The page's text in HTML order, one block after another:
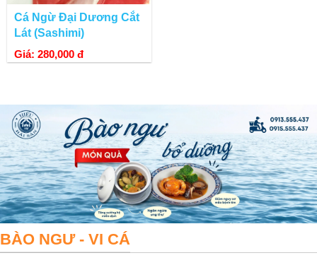
Cá Ngừ Đại Dương Cắt
Lát (Sashimi)
Giá: 280,000 đ
BÀO NGƯ - VI CÁ